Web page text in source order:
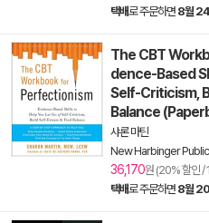
택배로 주문하면 8월
The CBT
dence-Based
Self-Criticism,
Balance
샤론 마틴
New Harbinger
36,170원 (20% 할인 /
택배로 주문하면 8월